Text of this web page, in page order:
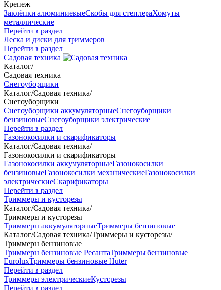
Крепеж
Заклёпки алюминиевыеСкобы для степлераХомуты
металлические
Перейти в раздел
Леска и диски для триммеров
Перейти в раздел
Садовая техника
Каталог/
Садовая техника
Снегоуборщики
Каталог/Садовая техника/
Снегоуборщики
Снегоуборщики аккумуляторныеСнегоуборщики
бензиновыеСнегоуборщики электрические
Перейти в раздел
Газонокосилки и скарификаторы
Каталог/Садовая техника/
Газонокосилки и скарификаторы
Газонокосилки аккумуляторныеГазонокосилки
бензиновыеГазонокосилки механическиеГазонокосилки
электрическиеСкарификаторы
Перейти в раздел
Триммеры и кусторезы
Каталог/Садовая техника/
Триммеры и кусторезы
Триммеры аккумуляторныеТриммеры бензиновые
Каталог/Садовая техника/Триммеры и кусторезы/
Триммеры бензиновые
Триммеры бензиновые РесантаТриммеры бензиновые
EuroluxТриммеры бензиновые Huter
Перейти в раздел
Триммеры электрическиеКусторезы
Перейти в раздел